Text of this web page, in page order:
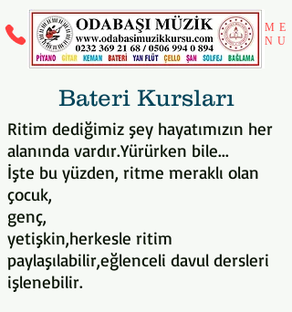
ME
NU
Bateri Kursları
Ritim dediğimiz şey hayatımızın her
alanında vardır.Yürürken bile...
İşte bu yüzden, ritme meraklı olan
çocuk,
genç,
yetişkin,herkesle ritim
paylaşılabilir,eğlenceli davul dersleri
işlenebilir.